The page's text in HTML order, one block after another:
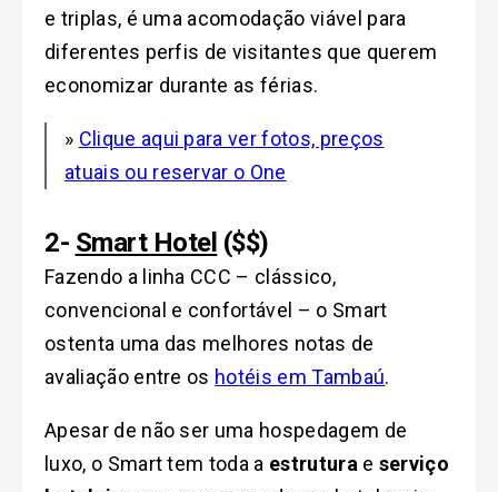
e triplas, é uma acomodação viável para
diferentes perfis de visitantes que querem
economizar durante as férias.
» Clique aqui para ver fotos, preços
atuais ou reservar o One
2- Smart Hotel ($$)
Fazendo a linha CCC – clássico,
convencional e confortável – o Smart
ostenta uma das melhores notas de
avaliação entre os hotéis em Tambaú.
Apesar de não ser uma hospedagem de
luxo, o Smart tem toda a estrutura e serviço